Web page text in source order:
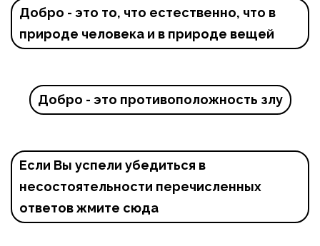
Добро - это то, что естественно, что в
природе человека и в природе вещей
Добро - это противоположность злу
Если Вы успели убедиться в
несостоятельности перечисленных
ответов жмите сюда